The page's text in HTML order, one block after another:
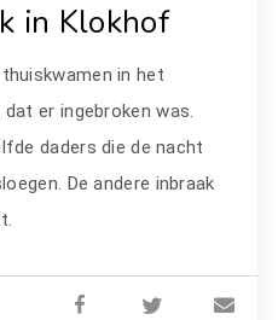
in Klokhof
in het
er ingebroken was.
daders die de nacht
De andere inbraak